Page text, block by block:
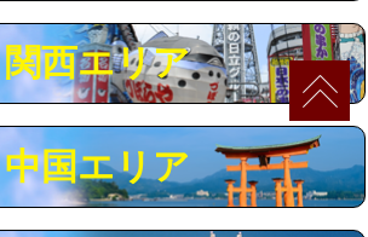
厚さ10㎝超え） 38,500円
10㎝まで） 27,500円
16,500円
関西エリア
中国エリア